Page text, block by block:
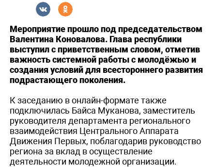
Мероприятие прошло под председательством
Валентина Коновалова. Глава республики
выступил с приветственным словом, отметив
важность системной работы с молодёжью и
создания условий для всестороннего развития
подрастающего поколения.
К заседанию в онлайн-формате также
подключилась Байса Муканова, заместитель
руководителя департамента регионального
взаимодействия Центрального Аппарата
Движения Первых, поблагодарив руководство
региона за вклад в осуществление
деятельности молодежной организации.